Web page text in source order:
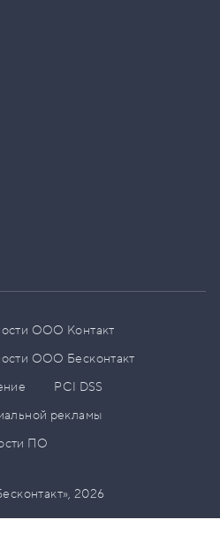
ООО Контакт
ООО Бесконтакт
PCI DSS
рекламы
ПО
2026